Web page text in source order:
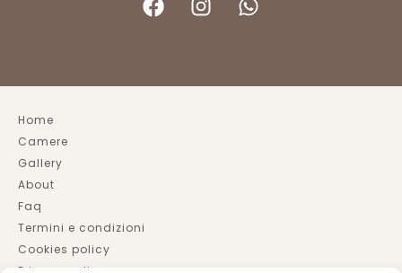
Home
Camere
Gallery
About
Faq
Termini e condizioni
Cookies policy